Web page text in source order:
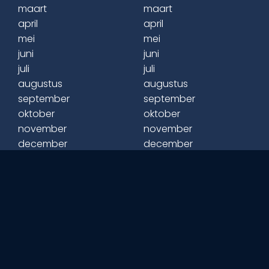
maart
april
mei
juni
juli
augustus
september
oktober
november
december
maart
april
mei
juni
juli
augustus
september
oktober
november
december